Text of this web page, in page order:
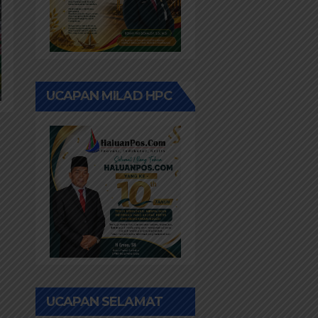
UCAPAN MILAD HPC
UCAPAN SELAMAT